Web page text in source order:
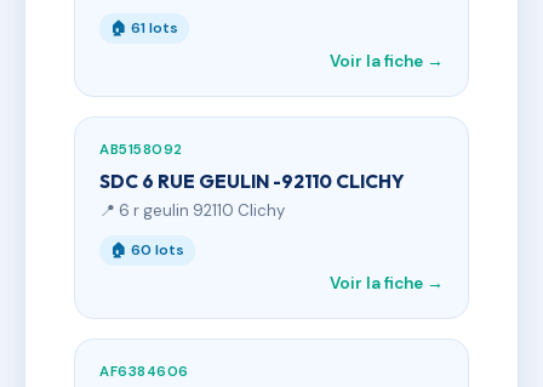
🏠 61 lots
Voir la fiche →
AB5158092
SDC 6 RUE GEULIN -92110 CLICHY
📍 6 r geulin 92110 Clichy
🏠 60 lots
Voir la fiche →
AF6384606